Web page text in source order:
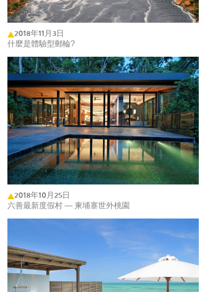
2018年11月3日
什麼是體驗型郵輪?
2018年10月25日
六善最新度假村 — 柬埔寨世外桃園